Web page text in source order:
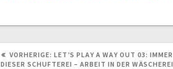
VORHERIGE: VORHERIGER
BEITRAG:
LET’S PLAY A WAY OUT 03: IMMER
DIESER SCHUFTEREI – ARBEIT IN DER WÄSCHEREI